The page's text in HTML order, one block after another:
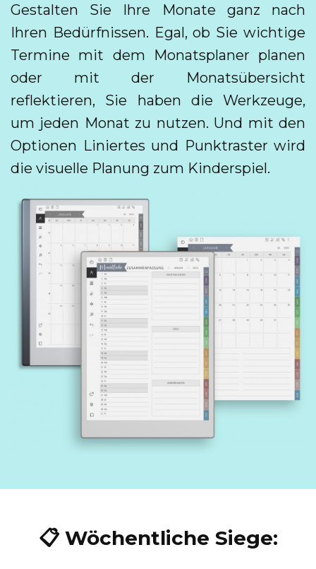
Gestalten Sie Ihre Monate ganz nach
Ihren Bedürfnissen. Egal, ob Sie wichtige
Termine mit dem Monatsplaner planen
oder mit der Monatsübersicht
reflektieren, Sie haben die Werkzeuge,
um jeden Monat zu nutzen. Und mit den
Optionen Liniertes und Punktraster wird
die visuelle Planung zum Kinderspiel.
📋 Wöchentliche Siege: